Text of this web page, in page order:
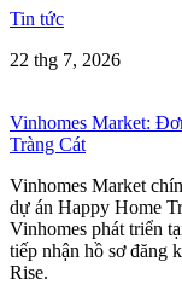
Tin tức
22 thg 7, 2026
Vinhomes Market:
Tràng Cát
Vinhomes Market
dự án Happy Home
Vinhomes phát triển
tiếp nhận hồ sơ đăng
Rise.